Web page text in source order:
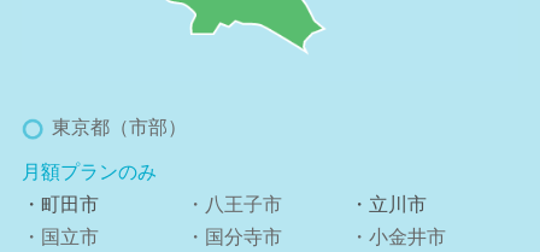
東京都（市部）
月額プランのみ
・町田市
・八王子市
・立川市
・国立市
・国分寺市
・小金井市